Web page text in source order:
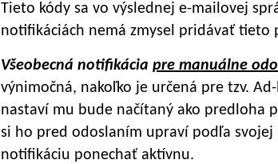
Tieto kódy sa vo výslednej e-mailovej
notifikáciách nemá zmysel pridávať tieto
Všeobecná notifikácia pre manuálne
výnimočná, nakoľko je určená pre tzv.
nastaví mu bude načítaný ako predloha
si ho pred odoslaním upraví podľa
notifikáciu ponechať aktívnu.